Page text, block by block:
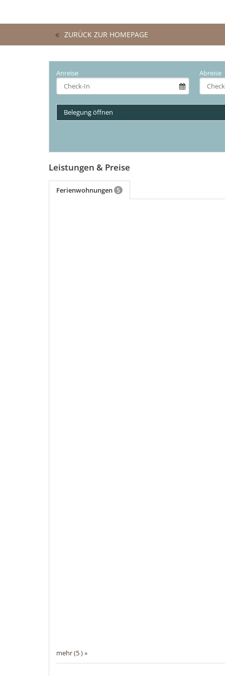
ZURÜCK ZUR HOMEPAGE
Anreise Abreise
Belegung öffnen
Leistungen & Preise
Ferienwohnungen 5
mehr (5 ) »